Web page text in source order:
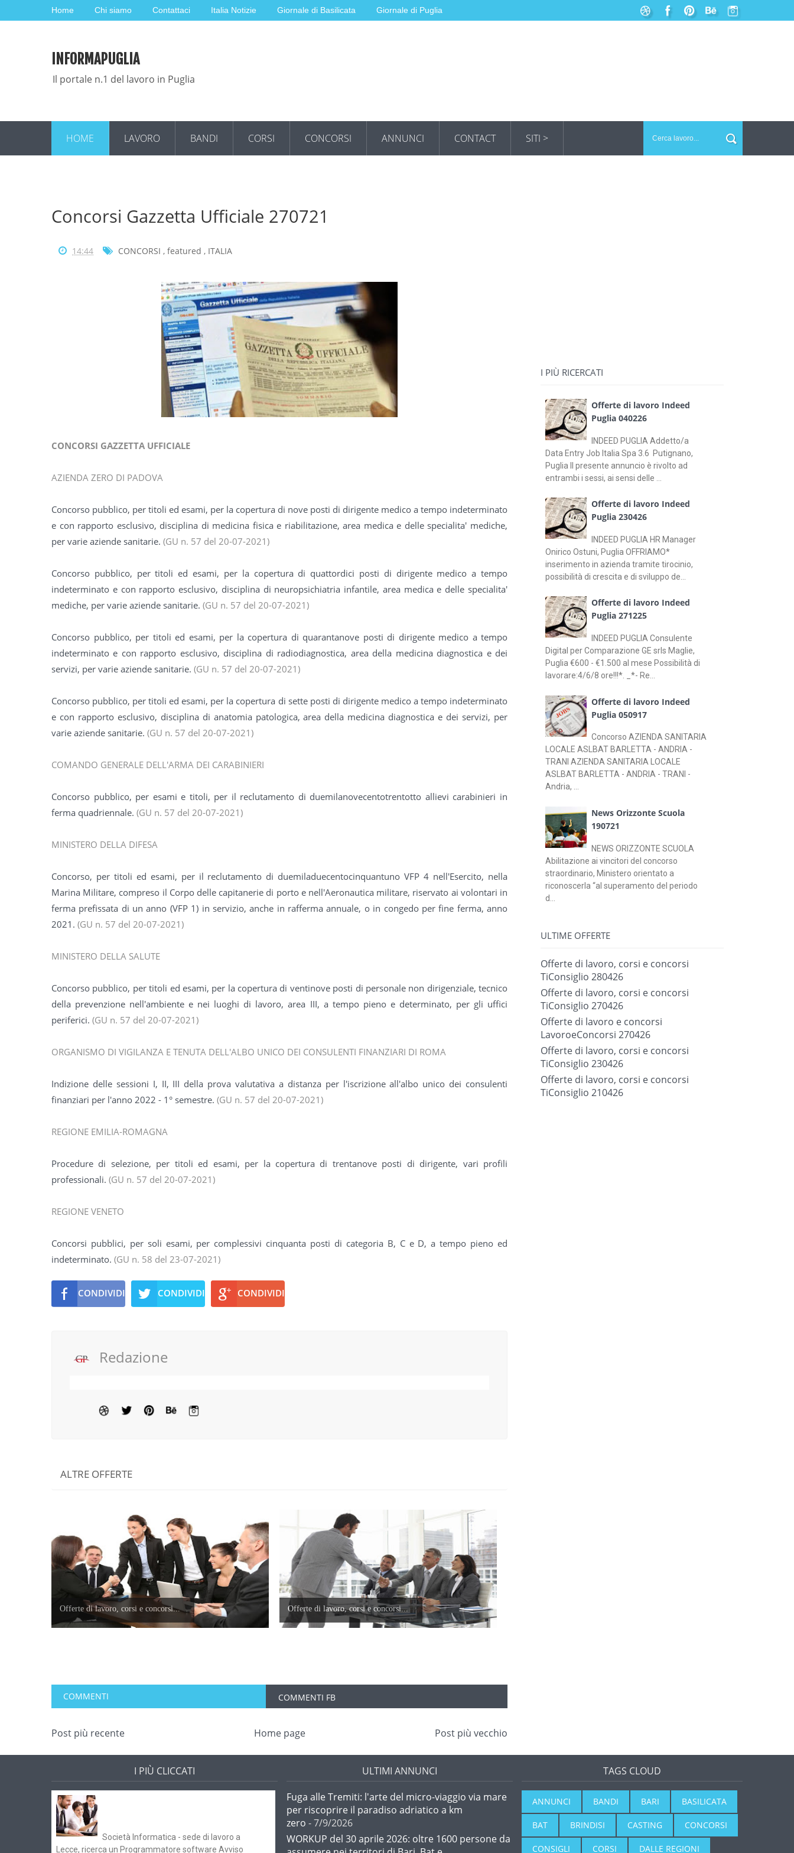
Home Chi siamo Contattaci Italia Notizie Giornale di Basilicata Giornale di Puglia
INFORMAPUGLIA
Il portale n.1 del lavoro in Puglia
HOME LAVORO BANDI CORSI CONCORSI ANNUNCI CONTACT SITI >
Concorsi Gazzetta Ufficiale 270721
14:44 CONCORSI , featured , ITALIA
CONCORSI GAZZETTA UFFICIALE
AZIENDA ZERO DI PADOVA
Concorso pubblico, per titoli ed esami, per la copertura di nove posti di dirigente medico a tempo indeterminato
e con rapporto esclusivo, disciplina di medicina fisica e riabilitazione, area medica e delle specialita' mediche,
per varie aziende sanitarie. (GU n. 57 del 20-07-2021)
Concorso pubblico, per titoli ed esami, per la copertura di quattordici posti di dirigente medico a tempo
indeterminato e con rapporto esclusivo, disciplina di neuropsichiatria infantile, area medica e delle specialita'
mediche, per varie aziende sanitarie. (GU n. 57 del 20-07-2021)
Concorso pubblico, per titoli ed esami, per la copertura di quarantanove posti di dirigente medico a tempo
indeterminato e con rapporto esclusivo, disciplina di radiodiagnostica, area della medicina diagnostica e dei
servizi, per varie aziende sanitarie. (GU n. 57 del 20-07-2021)
Concorso pubblico, per titoli ed esami, per la copertura di sette posti di dirigente medico a tempo indeterminato
e con rapporto esclusivo, disciplina di anatomia patologica, area della medicina diagnostica e dei servizi, per
varie aziende sanitarie. (GU n. 57 del 20-07-2021)
COMANDO GENERALE DELL'ARMA DEI CARABINIERI
Concorso pubblico, per esami e titoli, per il reclutamento di duemilanovecentotrentotto allievi carabinieri in
ferma quadriennale. (GU n. 57 del 20-07-2021)
MINISTERO DELLA DIFESA
Concorso, per titoli ed esami, per il reclutamento di duemiladuecentocinquantuno VFP 4 nell'Esercito, nella
Marina Militare, compreso il Corpo delle capitanerie di porto e nell'Aeronautica militare, riservato ai volontari in
ferma prefissata di un anno (VFP 1) in servizio, anche in rafferma annuale, o in congedo per fine ferma, anno
2021. (GU n. 57 del 20-07-2021)
MINISTERO DELLA SALUTE
Concorso pubblico, per titoli ed esami, per la copertura di ventinove posti di personale non dirigenziale, tecnico
della prevenzione nell'ambiente e nei luoghi di lavoro, area III, a tempo pieno e determinato, per gli uffici
periferici. (GU n. 57 del 20-07-2021)
ORGANISMO DI VIGILANZA E TENUTA DELL'ALBO UNICO DEI CONSULENTI FINANZIARI DI ROMA
Indizione delle sessioni I, II, III della prova valutativa a distanza per l'iscrizione all'albo unico dei consulenti
finanziari per l'anno 2022 - 1° semestre. (GU n. 57 del 20-07-2021)
REGIONE EMILIA-ROMAGNA
Procedure di selezione, per titoli ed esami, per la copertura di trentanove posti di dirigente, vari profili
professionali. (GU n. 57 del 20-07-2021)
REGIONE VENETO
Concorsi pubblici, per soli esami, per complessivi cinquanta posti di categoria B, C e D, a tempo pieno ed
indeterminato. (GU n. 58 del 23-07-2021)
CONDIVIDI CONDIVIDI CONDIVIDI
Redazione
ALTRE OFFERTE
Offerte di lavoro, corsi e concorsi... Offerte di lavoro, corsi e concorsi...
COMMENTI COMMENTI FB
Post più recente Post più vecchio
Home page
I PIÙ RICERCATI
Offerte di lavoro Indeed
Puglia 040226
INDEED PUGLIA Addetto/a
Data Entry Job Italia Spa 3.6 Putignano,
Puglia Il presente annuncio è rivolto ad
entrambi i sessi, ai sensi delle ...
Offerte di lavoro Indeed
Puglia 230426
INDEED PUGLIA HR Manager
Onirico Ostuni, Puglia OFFRIAMO*
inserimento in azienda tramite tirocinio,
possibilità di crescita e di sviluppo de...
Offerte di lavoro Indeed
Puglia 271225
INDEED PUGLIA Consulente
Digital per Comparazione GE srls Maglie,
Puglia €600 - €1.500 al mese Possibilità di
lavorare:4/6/8 ore!!!*. _*- Re...
Offerte di lavoro Indeed
Puglia 050917
Concorso AZIENDA SANITARIA
LOCALE ASLBAT BARLETTA - ANDRIA -
TRANI AZIENDA SANITARIA LOCALE
ASLBAT BARLETTA - ANDRIA - TRANI -
Andria, ...
News Orizzonte Scuola
190721
NEWS ORIZZONTE SCUOLA
Abilitazione ai vincitori del concorso
straordinario, Ministero orientato a
riconoscerla “al superamento del periodo
d...
ULTIME OFFERTE
Offerte di lavoro, corsi e concorsi
TiConsiglio 280426
Offerte di lavoro, corsi e concorsi
TiConsiglio 270426
Offerte di lavoro e concorsi
LavoroeConcorsi 270426
Offerte di lavoro, corsi e concorsi
TiConsiglio 230426
Offerte di lavoro, corsi e concorsi
TiConsiglio 210426
I PIÙ CLICCATI
Società Informatica - sede di lavoro a
Lecce, ricerca un Programmatore software Avviso
ULTIMI ANNUNCI
Fuga alle Tremiti: l'arte del micro-viaggio via mare
per riscoprire il paradiso adriatico a km
zero - 7/9/2026
WORKUP del 30 aprile 2026: oltre 1600 persone da
TAGS CLOUD
ANNUNCI BANDI BARI BASILICATA
BAT BRINDISI CASTING CONCORSI
CONSIGLI CORSI DALLE REGIONI